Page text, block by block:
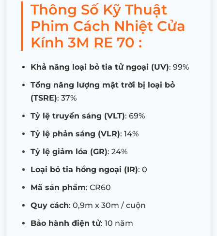
Thông Số Kỹ Thuật
Phim Cách Nhiệt Cửa
Kính 3M RE 70 :
Khả năng loại bỏ tia tử ngoại (UV): 99%
Tổng năng lượng mặt trời bị loại bỏ
(TSRE): 37%
Tỷ lệ truyền sáng (VLT): 69%
Tỷ lệ phản sáng (VLR): 14%
Tỷ lệ giảm lóa (GR): 24%
Loại bỏ tia hồng ngoại (IR): 0
Mã sản phẩm: CR60
Quy cách: 0,9m x 30m / cuộn
Bảo hành điện tử: 10 năm